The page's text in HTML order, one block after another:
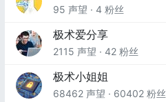
95 声望 · 4 粉丝
极术爱分享
2115 声望 · 42 粉丝
极术小姐姐
68462 声望 · 60402 粉丝